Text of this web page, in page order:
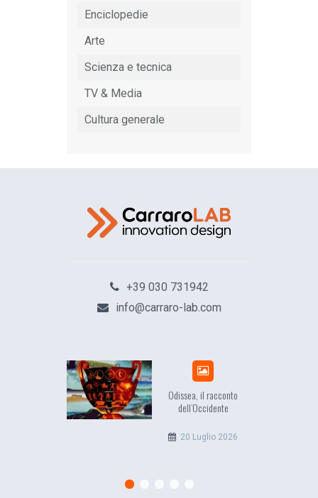
Enciclopedie
Arte
Scienza e tecnica
TV & Media
Cultura generale
+39 030 731942
info@carraro-lab.com
Odissea, il racconto
dell’Occidente
20 Luglio 2026